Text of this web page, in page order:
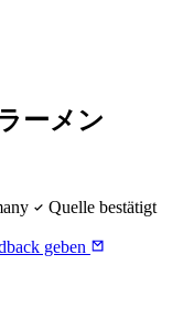
ーメン
Quelle bestätigt
geben